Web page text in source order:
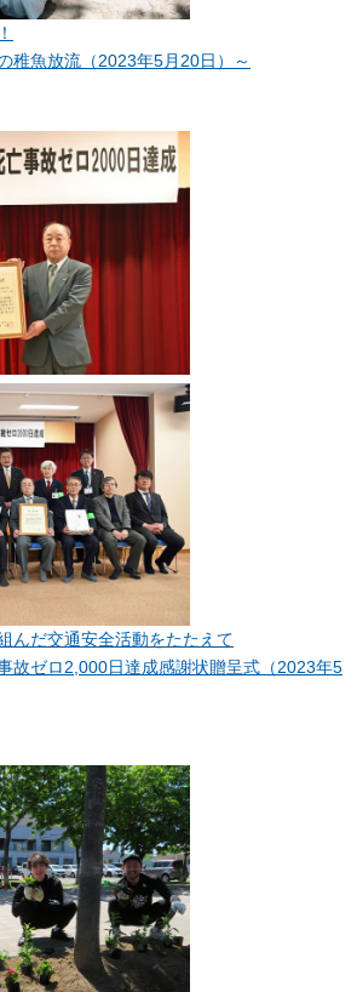
稚魚放流（2023年5月20日）～
んだ交通安全活動をたたえて
故ゼロ2,000日達成感謝状贈呈式（2023年5